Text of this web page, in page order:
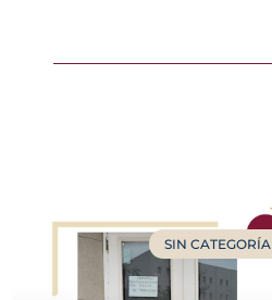
SIN CATEGORÍA
Página
Página
Página
PáginaPágina